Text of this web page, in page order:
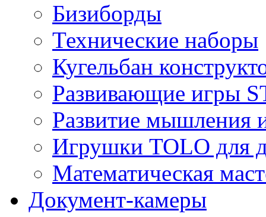
Бизиборды
Технические наборы
Кугельбан
Развивающие игры
Развитие мышления
Игрушки TOLO для
Математическая
Документ-камеры